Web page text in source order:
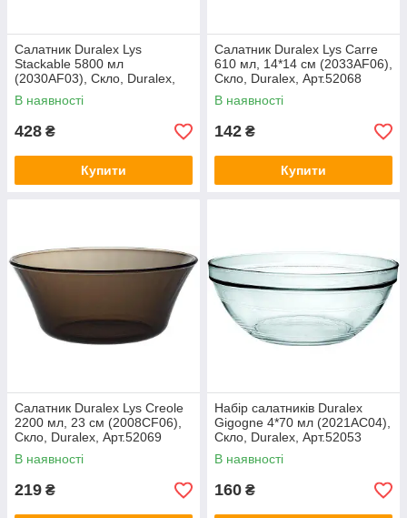
Салатник Duralex Lys
Stackable 5800 мл
(2030AF03), Скло, Duralex,
Арт.52062
В наявності
428 ₴
Купити
Салатник Duralex Lys Carre
610 мл, 14*14 см (2033AF06),
Скло, Duralex, Арт.52068
В наявності
142 ₴
Купити
Салатник Duralex Lys Creole
2200 мл, 23 см (2008CF06),
Скло, Duralex, Арт.52069
В наявності
219 ₴
Набір салатників Duralex
Gigogne 4*70 мл (2021AC04),
Скло, Duralex, Арт.52053
В наявності
160 ₴